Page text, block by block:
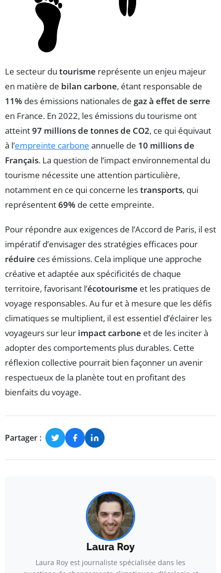
Le secteur du tourisme représente un enjeu majeur
en matière de bilan carbone, étant responsable de
11% des émissions nationales de gaz à effet de serre
en France. En 2022, les émissions du tourisme ont
atteint97 millions de tonnes de CO2, ce qui équivaut
à l’empreinte carbone annuelle de 10 millions de
Français. La question de l’impact environnemental du
tourisme nécessite une attention particulière,
notamment en ce qui concerne lestransports, qui
représentent69% de cette empreinte.
Pour répondre aux exigences de l’Accord de Paris, il est
impératif d’envisager des stratégies efficaces pour
réduire ces émissions. Cela implique une approche
créative et adaptée aux spécificités de chaque
territoire, favorisant l’écotourisme et les pratiques de
voyage responsables. Au fur et à mesure que les défis
climatiques se multiplient, il est essentiel d’éclairer les
voyageurs sur leur impact carbone et de les inciter à
adopter des comportements plus durables. Cette
réflexion collective pourrait bien façonner un avenir
respectueux de la planète tout en profitant des
bienfaits du voyage.
Partager :
Laura Roy
Laura Roy est journaliste spécialisée dans les